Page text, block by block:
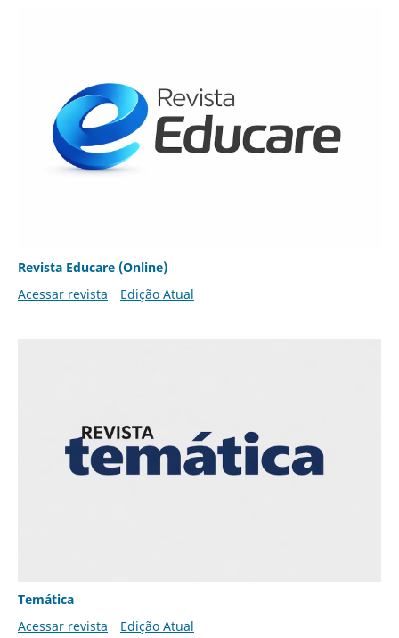
Revista Educare (Online)
Acessar revista
Edição Atual
Temática
Acessar revista
Edição Atual